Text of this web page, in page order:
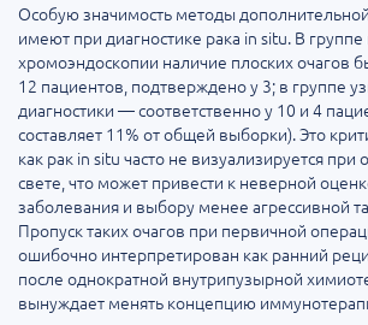
Особую значимость методы
имеют при диагностике рака in situ. В
хромоэндоскопии наличие плоских очагов
12 пациентов, подтверждено у 3; в группе
диагностики — соответственно у 10 и 4
составляет 11% от общей выборки). Это
как рак in situ часто не визуализируется
свете, что может привести к неверной
заболевания и выбору менее агрессивной
Пропуск таких очагов при первичной
ошибочно интерпретирован как ранний
после однократной внутрипузырной
вынуждает менять концепцию